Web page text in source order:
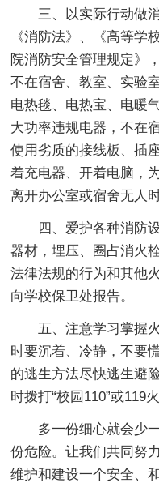
三、以实际行动做
《消防法》、《高等学
院消防安全管理规定》
不在宿舍、教室、实验
电热毯、电热宝、电暖
大功率违规电器，不在
使用劣质的接线板、插
着充电器、开着电脑，
离开办公室或宿舍无人
四、爱护各种消防
器材，埋压、圈占消火
法律法规的行为和其他
向学校保卫处报告。
五、注意学习掌握
时要沉着、冷静，不要
的逃生方法尽快逃生避
时拨打“校园110”或119
多一份细心就会少
份危险。让我们共同努
维护和建设一个安全、